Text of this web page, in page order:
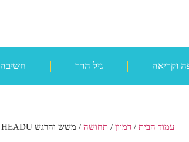
וקריאה גיל הרך חשיבה
עמוד הבית /דמיון / תחושה / משש והרגש HEADU